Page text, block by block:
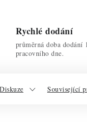
Rychlé dodání
průměrná doba dodání
pracovního dne.
Diskuze Související